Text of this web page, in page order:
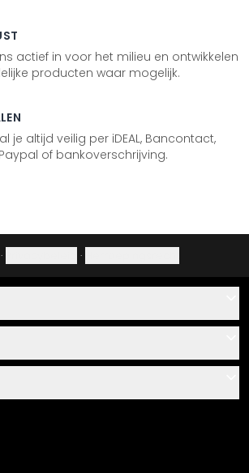
actief in voor het milieu en ontwikkelen
producten waar mogelijk.
je altijd veilig per iDEAL, Bancontact,
of bankoverschrijving.
· ·